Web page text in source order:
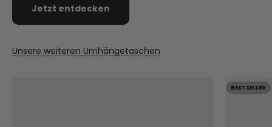
Jetzt entdecken
Unsere weiteren Umhängetaschen
BESTSELLER